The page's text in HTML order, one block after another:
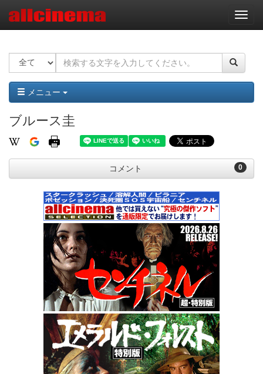
ナ
ビ
ー
ョ
ン
メニュー
ブルース圭
0
コメント